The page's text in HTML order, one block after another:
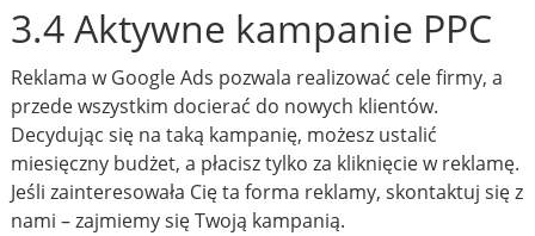
3.4 Aktywne kampanie PPC
Reklama w Google Ads pozwala realizować cele firmy, a
przede wszystkim docierać do nowych klientów.
Decydując się na taką kampanię, możesz ustalić
miesięczny budżet, a płacisz tylko za kliknięcie w reklamę.
Jeśli zainteresowała Cię ta forma reklamy, skontaktuj się z
nami – zajmiemy się Twoją kampanią.